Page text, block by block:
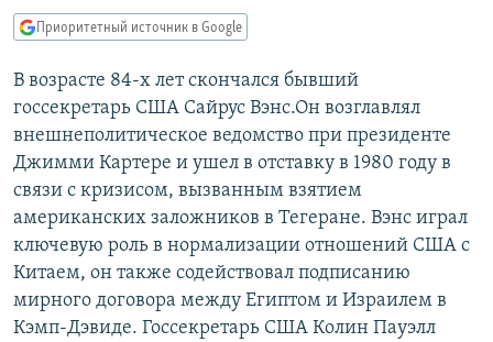
Вернутся
поиску
КАВКАЗ.РЕАЛИИ
СЕВЕР.РЕАЛИИ
СИБИРЬ.РЕАЛИИ
РАСПИСАНИЕ ВЕЩАНИЯ
ПОДПИШИТЕСЬ НА РАССЫЛКУ
СОЦИАЛЬНЫЕ СЕТИ
Приоритетный источник в Google
В возрасте 84-х лет скончался бывший
госсекретарь США Сайрус Вэнс.Он возглавлял
внешнеполитическое ведомство при президенте
Джимми Картере и ушел в отставку в 1980 году в
связи с кризисом, вызванным взятием
американских заложников в Тегеране. Вэнс играл
ключевую роль в нормализации отношений США с
Китаем, он также содействовал подписанию
мирного договора между Египтом и Израилем в
Кэмп-Дэвиде. Госсекретарь США Колин Пауэлл